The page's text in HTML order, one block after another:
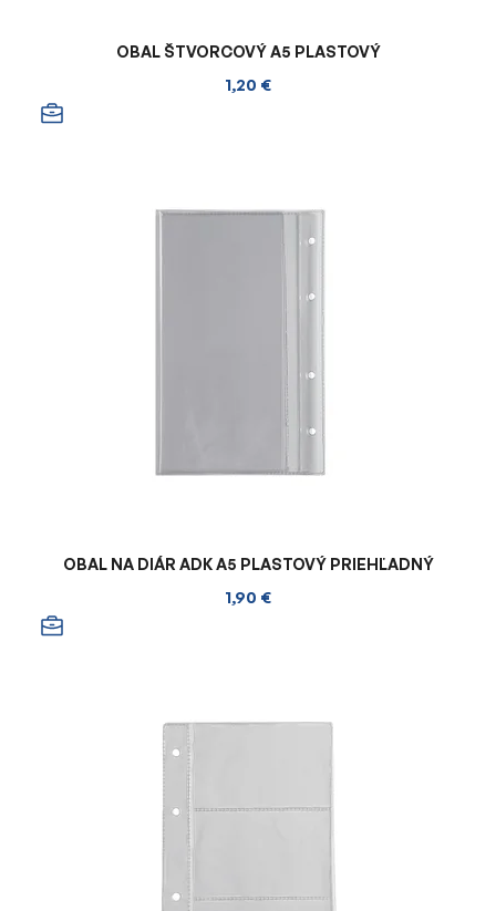
OBAL ŠTVORCOVÝ A5 PLASTOVÝ
1,20 €
OBAL NA DIÁR ADK A5 PLASTOVÝ PRIEHĽADNÝ
1,90 €